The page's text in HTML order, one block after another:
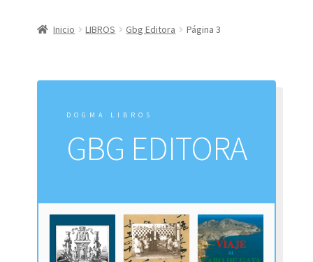
Inicio LIBROS Gbg Editora Página 3
DOGMA LIBROS
GBG EDITORA